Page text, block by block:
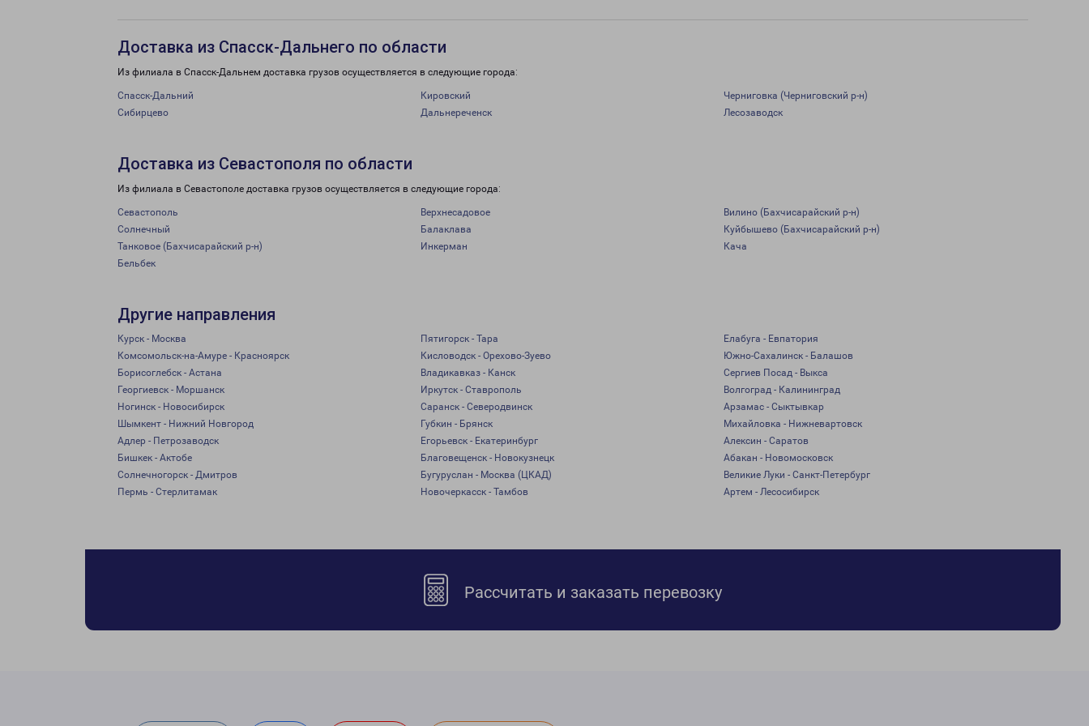
Доставка из Спасск-Дальнего по области
Из филиала в Спасск-Дальнем доставка грузов осуществляется в следующие города:
Спасск-Дальний Кировский
Черниговка (Черниговский р-н)
Сибирцево
Дальнереченск Лесозаводск
Доставка из Севастополя по области
Из филиала в Севастополе доставка грузов осуществляется в следующие города:
Севастополь Верхнесадовое
Вилино (Бахчисарайский р-н)
Солнечный
Балаклава
Куйбышево (Бахчисарайский р-н)
Танковое (Бахчисарайский р-н)
Инкерман
Кача
Бельбек
Другие направления
Курск - Москва Пятигорск - Тара
Елабуга - Евпатория
Комсомольск-на-Амуре - Красноярск
Кисловодск - Орехово-Зуево
Южно-Сахалинск - Балашов
Борисоглебск - Астана
Владикавказ - Канск
Сергиев Посад - Выкса
Георгиевск - Моршанск
Иркутск - Ставрополь
Волгоград - Калининград
Ногинск - Новосибирск
Саранск - Северодвинск
Арзамас - Сыктывкар
Шымкент - Нижний Новгород
Губкин - Брянск
Михайловка - Нижневартовск
Адлер - Петрозаводск
Егорьевск - Екатеринбург
Алексин - Саратов
Бишкек - Актобе
Благовещенск - Новокузнецк
Абакан - Новомосковск
Солнечногорск - Дмитров
Бугуруслан - Москва (ЦКАД)
Великие Луки - Санкт-Петербург
Пермь - Стерлитамак
Новочеркасск - Тамбов Артем - Лесосибирск
Рассчитать и заказать перевозку